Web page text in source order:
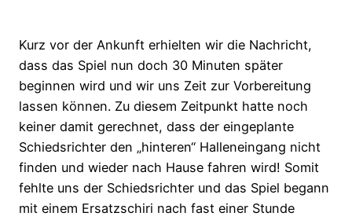
Kurz vor der Ankunft erhielten wir die Nachricht,
dass das Spiel nun doch 30 Minuten später
beginnen wird und wir uns Zeit zur Vorbereitung
lassen können. Zu diesem Zeitpunkt hatte noch
keiner damit gerechnet, dass der eingeplante
Schiedsrichter den „hinteren“ Halleneingang nicht
finden und wieder nach Hause fahren wird! Somit
fehlte uns der Schiedsrichter und das Spiel begann
mit einem Ersatzschiri nach fast einer Stunde